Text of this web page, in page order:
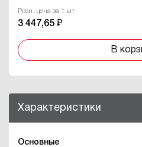
Розн. цена за 1 шт
3 447,65 ₽
В
Характеристики
Основные